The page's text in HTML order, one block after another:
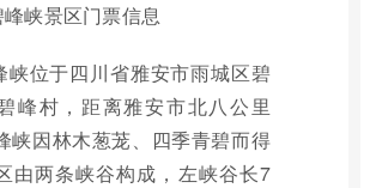
峡景区门票信息
峡位于四川省雅安市雨城区碧
峰村，距离雅安市北八公里
峡因林木葱茏、四季青碧而得
由两条峡谷构成，左峡谷长7